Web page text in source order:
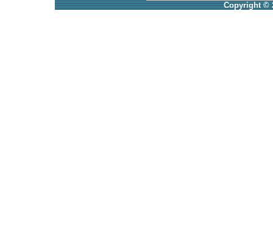
Copyright ©